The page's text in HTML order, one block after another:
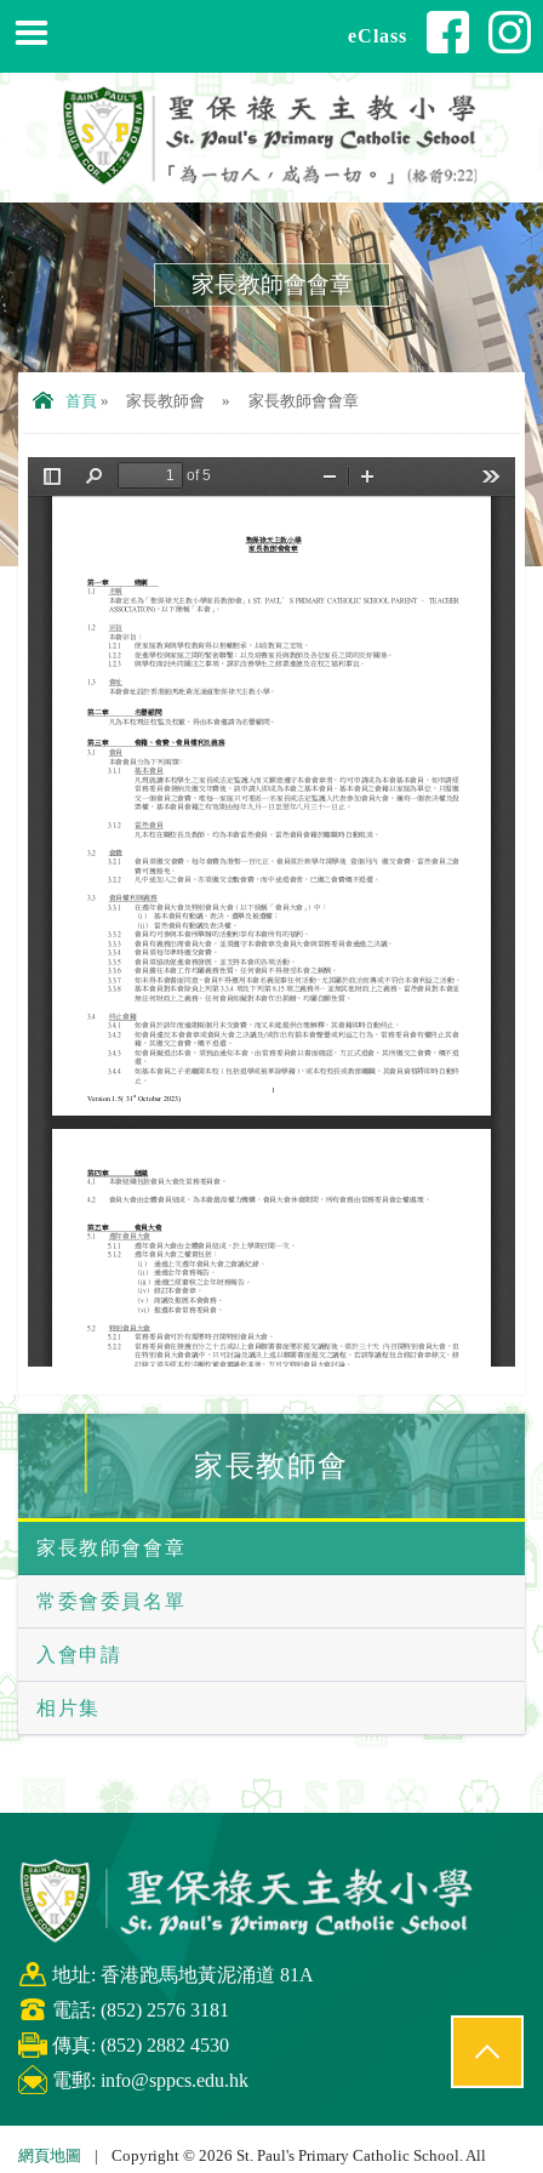
eClass
家長教師會會章
家長教師會
家長教師會會章
常委會委員名單
入會申請
相片集
首頁 » 家長教師會 » 家長教師會會章
地址: 香港跑馬地黃泥涌道 81A
電話: (852) 2576 3181
傳真: (852) 2882 4530
電郵: info@sppcs.edu.hk
網頁地圖
Copyright © 2026 St. Paul's Primary Catholic School. All